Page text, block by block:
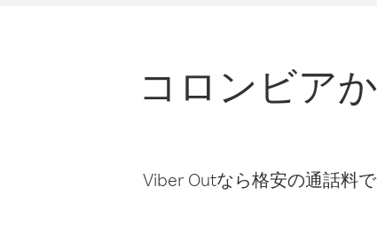
コロンビア
Viber Outなら格安の通話料